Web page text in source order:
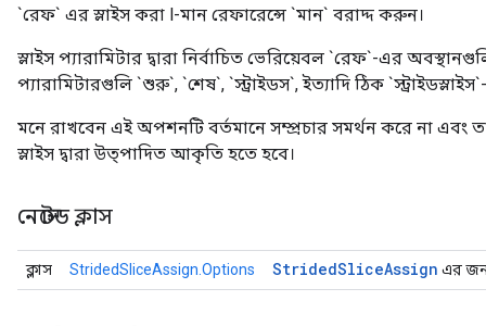
`রেফ` এর স্লাইস করা l-মান রেফারেন্সে `মান` বরাদ্দ করুন।
স্লাইস প্যারামিটার দ্বারা নির্বাচিত ভেরিয়েবল `রেফ`-এর
প্যারামিটারগুলি `শুরু`, `শেষ`, `স্ট্রাইডস`, ইত্যাদি ঠিক
মনে রাখবেন এই অপশনটি বর্তমানে সম্প্রচার সমর্থন করে না
স্লাইস দ্বারা উত্পাদিত আকৃতি হতে হবে।
নেস্টেড ক্লাস
ক্লাস StridedSliceAssign.Options StridedSliceAssign এর